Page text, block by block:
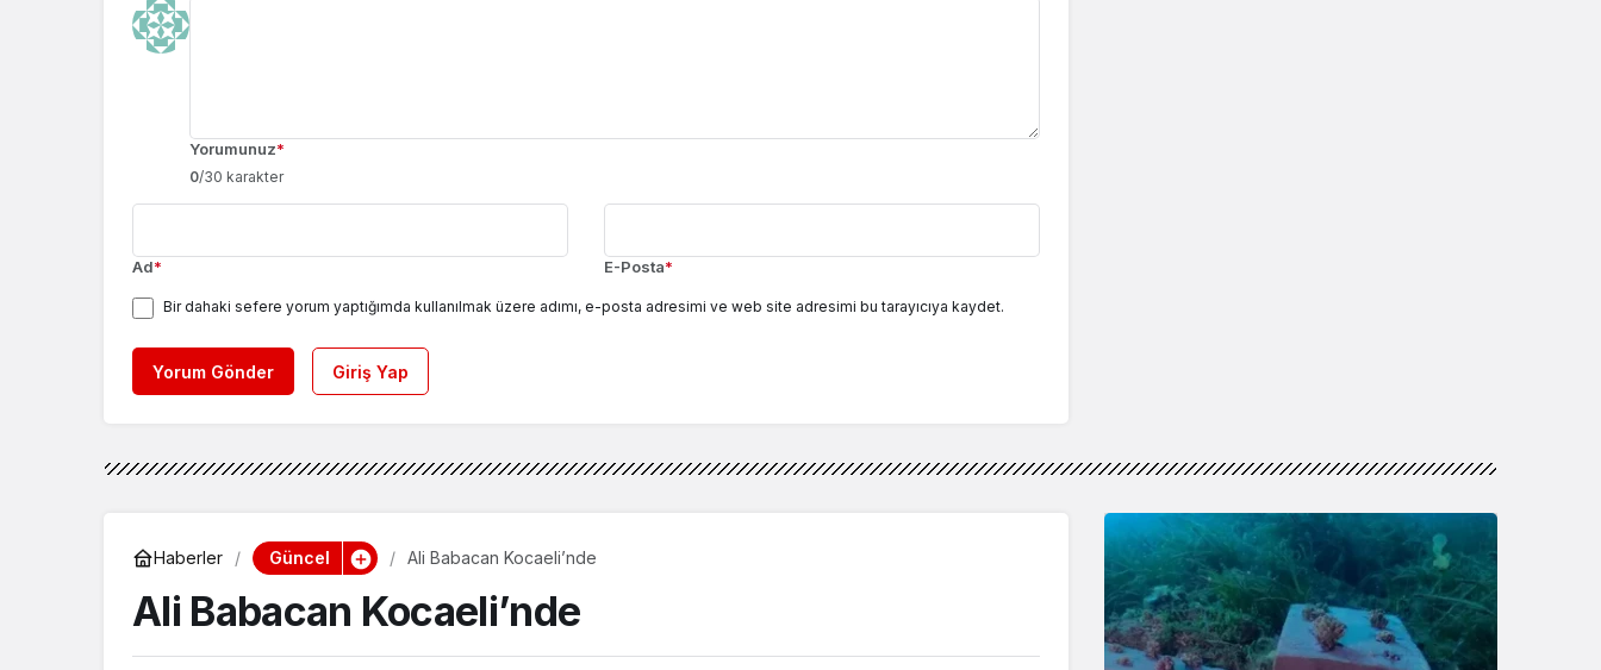
Yorumunuz*
0/30 karakter
Ad* E-Posta*
Bir dahaki sefere yorum yaptığımda kullanılmak üzere adımı, e-posta adresimi ve web site adresimi bu tarayıcıya kaydet.
Yorum Gönder Giriş Yap
Haberler Güncel Ali Babacan Kocaeli’nde
Ali Babacan Kocaeli’nde